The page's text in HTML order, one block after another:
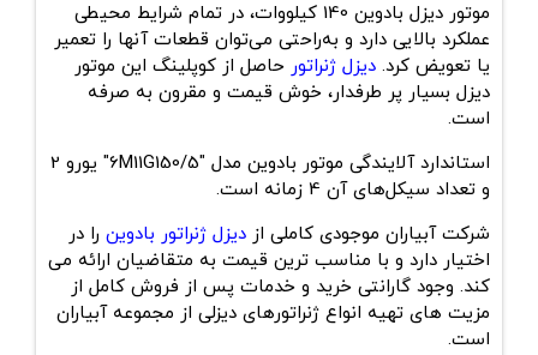
موتور دیزل بادوین 140 کیلووات
، در تمام شرایط محیطی
عملکرد بالایی دارد و به‌راحتی می‌توان قطعات آنها را تعمیر
یا تعویض کرد. دیزل ژنراتور حاصل از کوپلینگ این موتور
دیزل بسیار پر طرفدار، خوش قیمت و مقرون به صرفه
است.
استاندارد آلایندگی موتور بادوین مدل "6M11G150/5" یورو 2
و تعداد سیکل‌های آن 4 زمانه است.
شرکت آبیاران موجودی کاملی از دیزل ژنراتور بادوین را در
اختیار دارد و با مناسب ترین قیمت به متقاضیان ارائه می
کند. وجود گارانتی خرید و خدمات پس از فروش کامل از
مزیت های تهیه انواع ژنراتورهای دیزلی از مجموعه آبیاران
است.